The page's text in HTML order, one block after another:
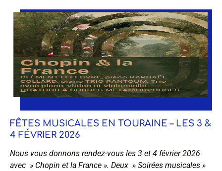
FÊTES MUSICALES EN TOURAINE – LES 3 &
4 FÉVRIER 2026
Nous vous donnons rendez-vous les 3 et 4 février 2026
avec » Chopin et la France ». Deux » Soirées musicales »